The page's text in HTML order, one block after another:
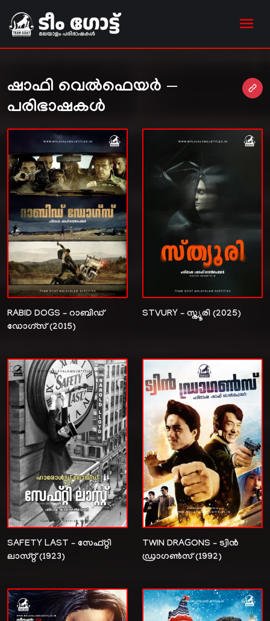
ഷാഫി വെൽഫെയർ —
പരിഭാഷകൾ
RABID DOGS – റാബിഡ്
ഡോഗ്സ് (2015)
STVURY – സ്ത്യൂരി (2025)
SAFETY LAST – സേഫ്റ്റി
ലാസ്റ്റ് (1923)
TWIN DRAGONS – ട്വിൻ
ഡ്രാഗൺസ് (1992)